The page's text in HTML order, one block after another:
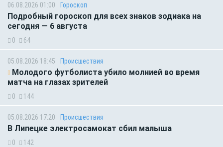
06.08.2026 01:00 Гороскоп
Подробный гороскоп для всех знаков зодиака на
сегодня — 6 августа
0 64
05.08.2026 18:45 Происшествия
Молодого футболиста убило молнией во время
матча на глазах зрителей
0 144
05.08.2026 17:20 Происшествия
В Липецке электросамокат сбил малыша
0 142